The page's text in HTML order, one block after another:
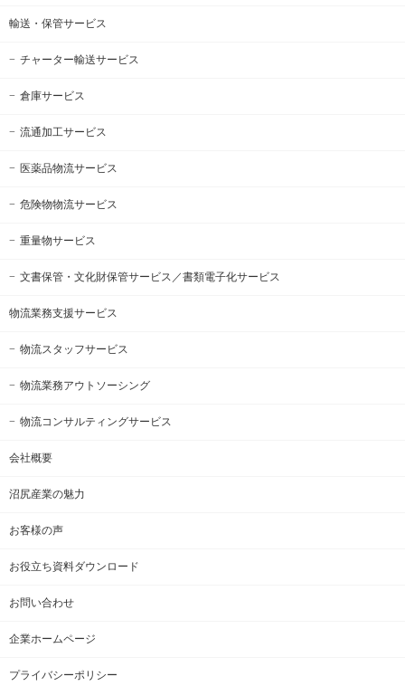
輸送・保管サービス
チャーター輸送サービス
倉庫サービス
流通加工サービス
医薬品物流サービス
危険物物流サービス
重量物サービス
文書保管・文化財保管サービス ／書類電子化サービス
物流業務支援サービス
物流スタッフサービス
物流業務アウトソーシング
物流コンサルティングサービス
会社概要
沼尻産業の魅力
お客様の声
お役立ち資料ダウンロード
お問い合わせ
企業ホームページ
プライバシーポリシー